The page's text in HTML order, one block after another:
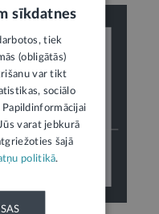
sīkdatnes
tiek
(obligātās)
var tikt
sociālo
varat jebkurā
šajā
politikā.